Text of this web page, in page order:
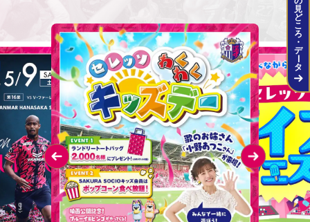
見
ど
こ
ろ
・
デ
タ
スタジアム場外フードパークで腹ごしらえ！
チケット情報
アクセス情報
もっと試合が楽しめるお役立ち情報
試合の見どころ・データを見る